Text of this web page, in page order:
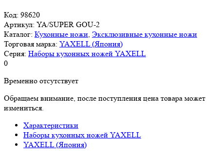
Код: 98620
Артикул: YA/SUPER GOU-2
Каталог: Кухонные ножи Эксклюзивные кухонные ножи
Торговая марка: YAXELL (Япония)
Серия: Наборы кухонных ножей YAXELL
0
Временно отсутствует
Обращаем внимание, после поступления цена товара может
измениться.
Характеристики
Наборы кухонных ножей YAXELL
YAXELL (Япония)